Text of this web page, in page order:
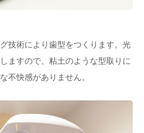
技術により歯型をつくります。光
ますので、粘土のような型取りに
不快感がありません。